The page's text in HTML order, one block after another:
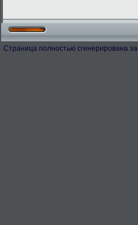
Страница полностью сгенерирована за